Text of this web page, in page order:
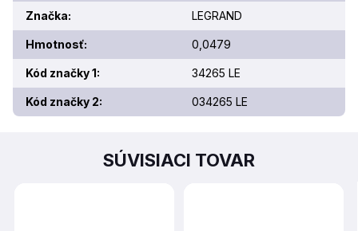
Značka: LEGRAND
Hmotnosť: 0,0479
Kód značky 1: 34265 LE
Kód značky 2: 034265 LE
SÚVISIACI TOVAR